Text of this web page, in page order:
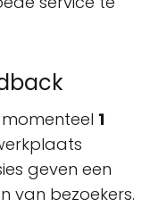
momenteel 1
geven een
van bezoekers.